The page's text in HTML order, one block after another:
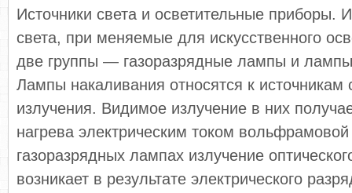
Источники света и осветительные приборы.
света, при­ меняемые для искусственного
две группы — газоразрядные лампы и
Лампы накаливания относятся к источникам
излучения. Видимое излучение в них
нагрева электрическим током
газоразрядных лампах излучение
возникает в результате электрического